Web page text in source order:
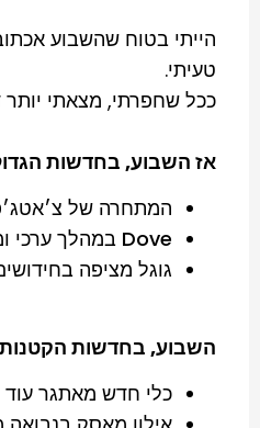
הייתי בטוח שהשבוע
טעיתי.
ככל שחפרתי, מצאתי יותר
אז השבוע, בחדשות
המתחרה של
Dove במהלך ערכי ומממממממששששש מעניין. כולל חוברת להורדה עבורכן ועבורכם.
גוגל מציפה
השבוע, בחדשות
כלי חדש מאתגר עוד